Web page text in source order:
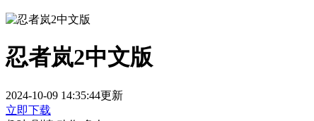
忍者岚2中文版
2024-10-09 14:35:44更新
立即下载